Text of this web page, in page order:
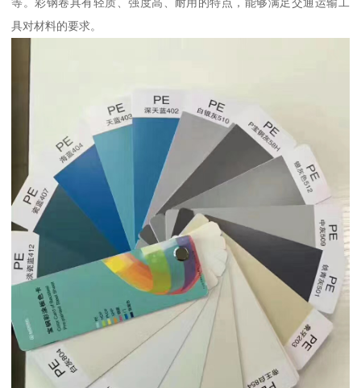
等。彩钢卷具有轻质、强度高、耐用的特点，能够满足交通运输工
具对材料的要求。